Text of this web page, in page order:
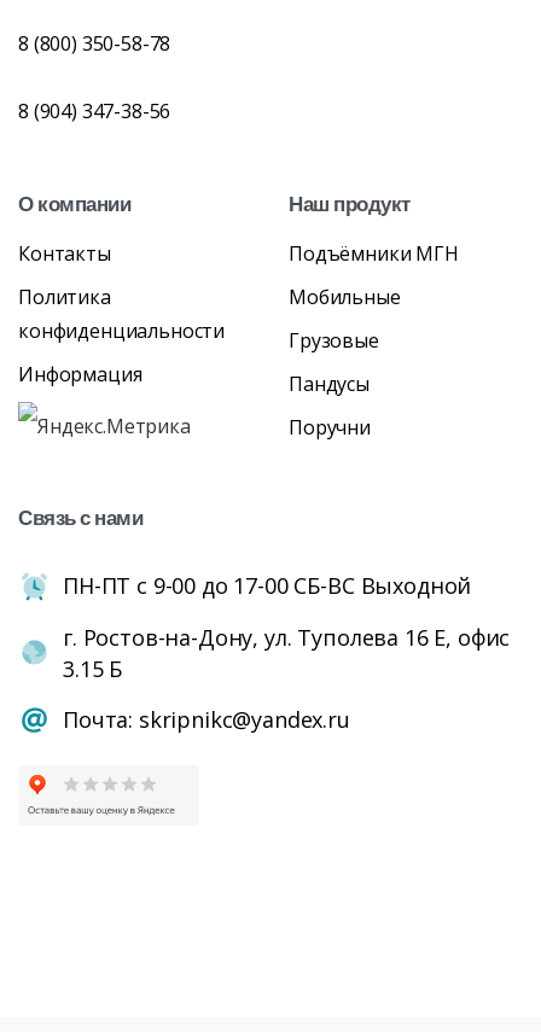
8 (800) 350-58-78
8 (904) 347-38-56
Окомпании
Контакты
Политика
конфиденциальности
Информация
Наш продукт
Подъёмники МГН
Мобильные
Грузовые
Пандусы
Поручни
Связьснами
ПН-ПТ с 9-00 до 17-00 СБ-ВС Выходной
г. Ростов-на-Дону, ул. Туполева 16 Е, офис
3.15 Б
Почта: skripnikc@yandex.ru